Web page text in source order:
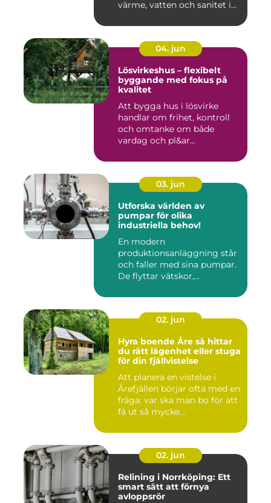
värme, vatten och sanitet i...
04. jun
Lösvirkeshus – flexibelt
byggande med fokus på
kvalitet
Att bygga hus i lösvirke
handlar om frihet, kontroll
och omtanke om både
vardag och pl&ar...
03. jun
Utforska världen av
pumpar för olika
industriella behov!
En modern
produktionsanläggning står
och faller med sina pumpar.
De flyttar vätskor,...
02. jun
Hyra boende Åre så hittar
du rätt lägenhet eller stuga
för din fjällvistelse
Att planera en vistelse i
Årefjällen börjar ofta med en
fråga: var ska man bo för att
få ut så mycke...
02. jun
Relining i Norrköping: Ett
smart sätt att förnya
avloppsrör